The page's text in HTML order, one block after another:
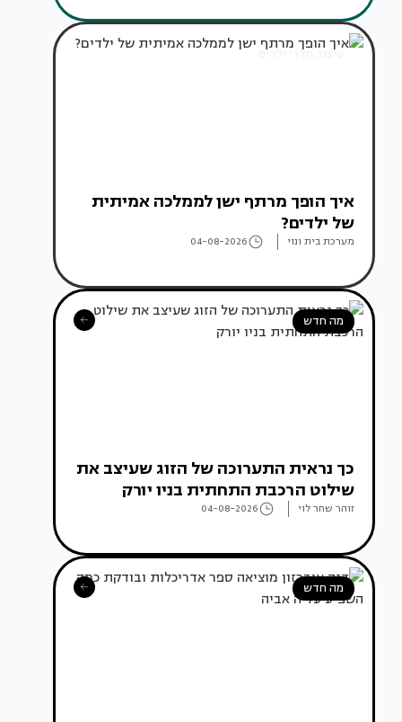
עיצוב חדרי ילדים
איך הופך מרתף ישן לממלכה אמיתית
של ילדים?
מערכת בית ונוי 04-08-2026
מה חדש
כך נראית התערוכה של הזוג שעיצב את
שילוט הרכבת התחתית בניו יורק
זוהר שחר לוי 04-08-2026
מה חדש